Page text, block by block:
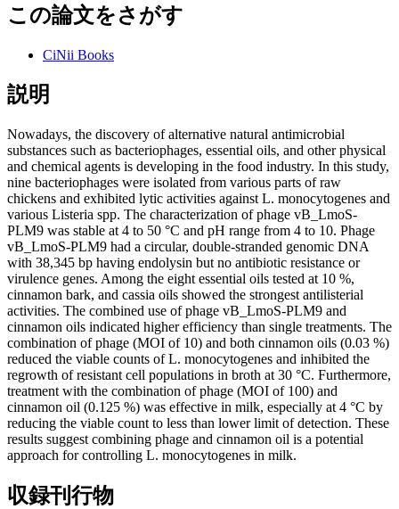
この論文をさがす
CiNii Books
説明
Nowadays, the discovery of alternative natural antimicrobial
substances such as bacteriophages, essential oils, and other physical
and chemical agents is developing in the food industry. In this study,
nine bacteriophages were isolated from various parts of raw
chickens and exhibited lytic activities against L. monocytogenes and
various Listeria spp. The characterization of phage vB_LmoS-
PLM9 was stable at 4 to 50 °C and pH range from 4 to 10. Phage
vB_LmoS-PLM9 had a circular, double-stranded genomic DNA
with 38,345 bp having endolysin but no antibiotic resistance or
virulence genes. Among the eight essential oils tested at 10 %,
cinnamon bark, and cassia oils showed the strongest antilisterial
activities. The combined use of phage vB_LmoS-PLM9 and
cinnamon oils indicated higher efficiency than single treatments. The
combination of phage (MOI of 10) and both cinnamon oils (0.03 %)
reduced the viable counts of L. monocytogenes and inhibited the
regrowth of resistant cell populations in broth at 30 °C. Furthermore,
treatment with the combination of phage (MOI of 100) and
cinnamon oil (0.125 %) was effective in milk, especially at 4 °C by
reducing the viable count to less than lower limit of detection. These
results suggest combining phage and cinnamon oil is a potential
approach for controlling L. monocytogenes in milk.
収録刊行物